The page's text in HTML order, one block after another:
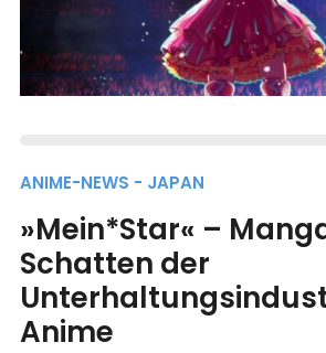
ANIME-NEWS - JAPAN
»Mein*Star« –
Schatten der
Anime